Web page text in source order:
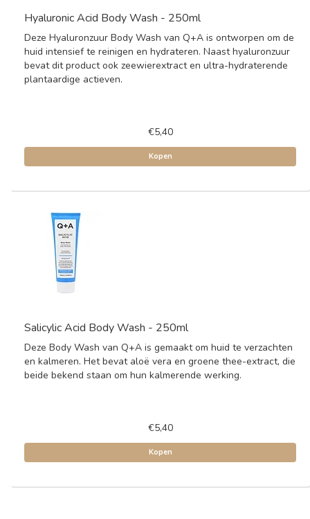
Hyaluronic Acid Body Wash - 250ml
Deze Hyaluronzuur Body Wash van Q+A is ontworpen om de
huid intensief te reinigen en hydrateren. Naast hyaluronzuur
bevat dit product ook zeewierextract en ultra-hydraterende
plantaardige actieven.
€5,40
Kopen
Salicylic Acid Body Wash - 250ml
Deze Body Wash van Q+A is gemaakt om huid te verzachten
en kalmeren. Het bevat aloë vera en groene thee-extract, die
beide bekend staan om hun kalmerende werking.
€5,40
Kopen